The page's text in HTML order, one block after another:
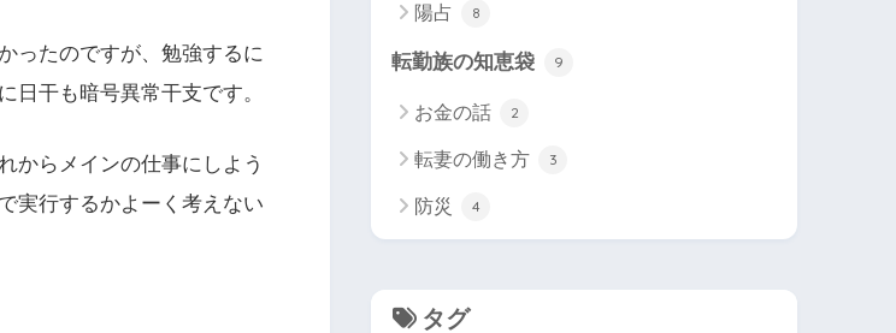
ったのですが、勉強するに
日干も暗号異常干支です。
からメインの仕事にしよう
実行するかよーく考えない
陽占 8
転勤族の知恵袋 9
お金の話 2
転妻の働き方 3
防災 4
タグ